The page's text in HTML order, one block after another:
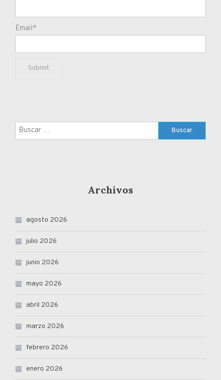
Email*
Buscar:
Archivos
agosto 2026
julio 2026
junio 2026
mayo 2026
abril 2026
marzo 2026
febrero 2026
enero 2026